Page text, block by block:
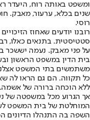
ומשפט באותה רוח, היעדר
שנים בכלא, ערעור, מאבק.
רוסי.
רובנו יודעים שאחוז
סטטיסטית. בתנאים כאלו,
על פני מאבק. נעמה יששכר
בית הדין במשפט הראשון
משתמשים בתי המשפט
כל תקווה. הם גם הראו לה
ללא הוכחה ברורה של אשמה.
אך הגרוע מכל במשפטה של
המוחלטת של בית המשפט
השפה בה התנהלו הדיונים